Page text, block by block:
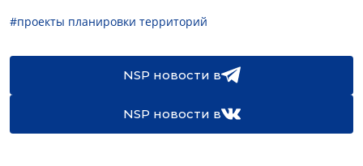
#проекты планировки территорий
NSP новости в
NSP новости в